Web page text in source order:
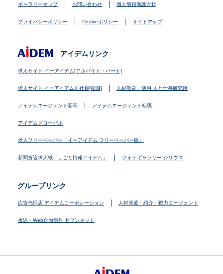
ギャラリーマップ お問い合わせ 個人情報保護方針
プライバシーポリシー Cookieポリシー サイトマップ
アイデムリンク
求人サイト イーアイデム[アルバイト・パート]
求人サイト イーアイデム正社員[転職] 人材教育・活用 人と仕事研究所
アイデムエージェント新卒 アイデムエージェント転職
アイデムグローバル
求人フリーペーパー「イーアイデム フリーペーパー版」
新聞折込求人紙「しごと情報アイデム」 フォトギャラリー シリウス
グループリンク
広告代理店 アイデムコーポレーション 人材派遣・紹介・戦力エージェント
折込・Web企画制作 セブンネット